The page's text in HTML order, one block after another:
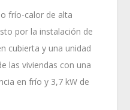
frío-calor de alta
por la instalación de
cubierta y una unidad
las viviendas con una
en frío y 3,7 kW de